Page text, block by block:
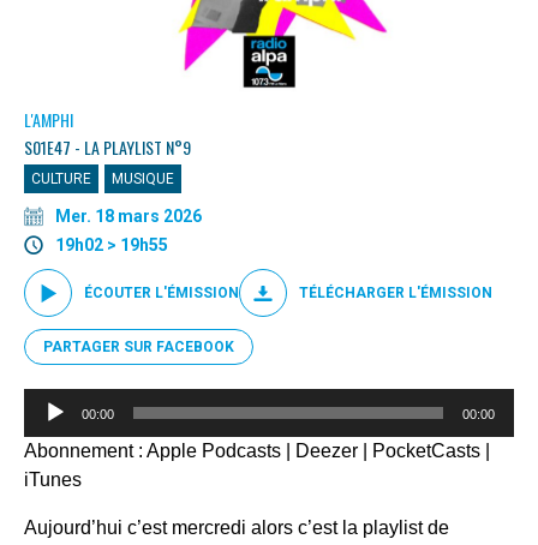
L'AMPHI
S01E47 - LA PLAYLIST N°9
CULTURE MUSIQUE
Mer. 18 mars 2026
19h02 > 19h55
ÉCOUTER L'ÉMISSION TÉLÉCHARGER L'ÉMISSION
PARTAGER SUR FACEBOOK
Lecteur
00:00 00:00
Abonnement : Apple Podcasts Deezer PocketCasts
iTunes
Aujourd’hui c’est mercredi alors c’est la playlist de